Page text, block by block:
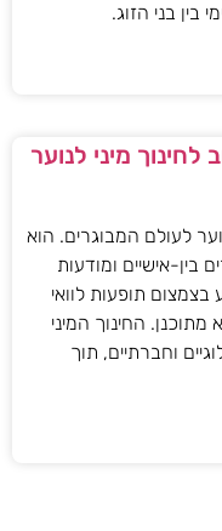
בני הזוג.
מיני לנוער
לעולם המבוגרים. הוא
בין-אישיים ומודעות
בצמצום תופעות לוואי
החינוך המיני
וחברתיים, תוך